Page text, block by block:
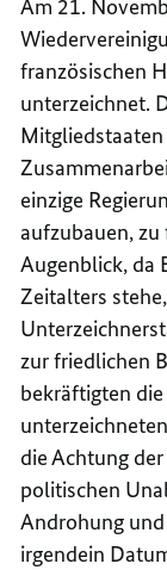
Am 21.
französischen
unterzeichnet.
einzige
aufzubauen, zu
Augenblick, da
Zeitalters
zur friedlichen
bekräftigten
die Achtung
politischen
Androhung
irgendein